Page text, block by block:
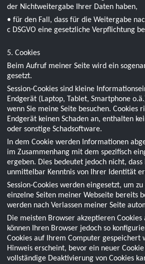
der Nichtweitergabe Ihrer Daten haben,
• für den Fall, dass für die Weitergabe
c DSGVO eine gesetzliche Verpflichtung
5. Cookies
Beim Aufruf meiner Seite wird ein
gesetzt.
Session-Cookies sind kleine
Endgerät (Laptop, Tablet, Smartphone
wenn Sie meine Seite besuchen. Cookies
Endgerät keinen Schaden an, enthalten
oder sonstige Schadsoftware.
In dem Cookie werden Informationen
im Zusammenhang mit dem spezifisch
ergeben. Dies bedeutet jedoch nicht, dass
unmittelbar Kenntnis von Ihrer Identität
Session-Cookies werden eingesetzt, um zu
einzelne Seiten meiner Webseite bereits
werden nach Verlassen meiner Seite
Die meisten Browser akzeptieren Cookies
können Ihren Browser jedoch so
Cookies auf Ihrem Computer gespeichert
Hinweis erscheint, bevor ein neuer
vollständige Deaktivierung von Cookies